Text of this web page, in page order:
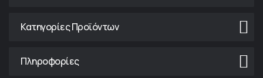
Κατηγορίες Προϊόντων
Πληροφορίες